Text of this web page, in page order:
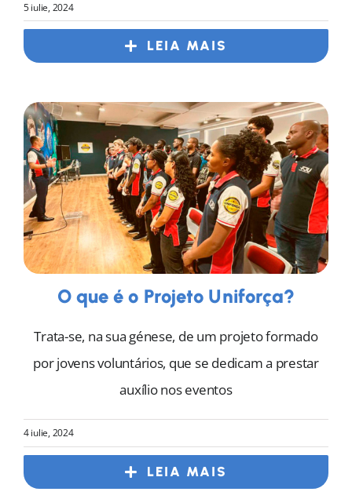
5 iulie, 2024
LEIA MAIS
O que é o Projeto Uniforça?
Trata-se, na sua génese, de um projeto formado
por jovens voluntários, que se dedicam a prestar
auxílio nos eventos
4 iulie, 2024
LEIA MAIS